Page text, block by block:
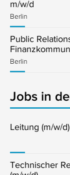
m/w/d
Berlin
Public
Berlin
Jobs in
Leitung (m/w/
Technischer